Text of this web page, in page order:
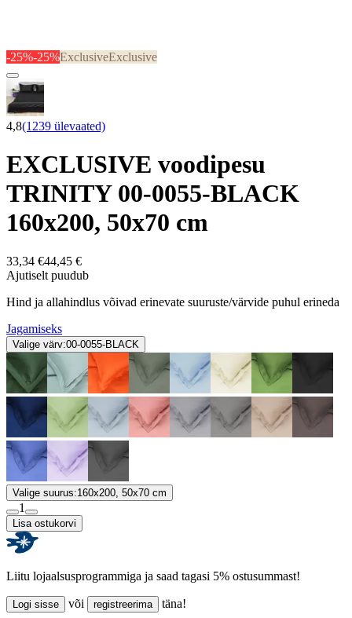
-25%-25%ExclusiveExclusive
4,8(1239 ülevaated)
EXCLUSIVE voodipesu
TRINITY 00-0055-BLACK
160x200, 50x70 cm
33,34 €44,45 €
Ajutiselt puudub
Hind ja allahindlus võivad erinevate suuruste/värvide puhul erineda
Jagamiseks
Valige värv:00-0055-BLACK
Valige suurus:160x200, 50x70 cm
1
Lisa ostukorvi
Liitu lojaalsusprogrammiga ja saad tagasi 5% ostusummast!
Logi sisse või registreerima täna!